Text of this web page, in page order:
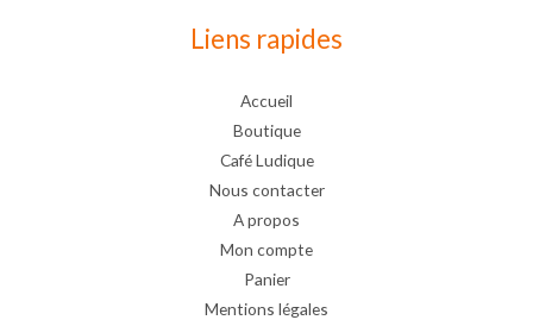
Liens rapides
Accueil
Boutique
Café Ludique
Nous contacter
A propos
Mon compte
Panier
Mentions légales